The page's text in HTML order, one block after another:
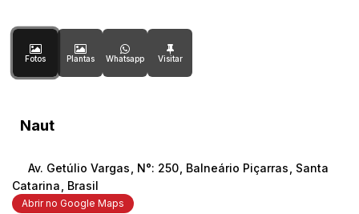
Fotos Plantas Whatsapp
Naut
Av. Getúlio Vargas N°: 250 Balneário Piçarras
Santa
Catarina
Brasil
Abrir no Google Maps